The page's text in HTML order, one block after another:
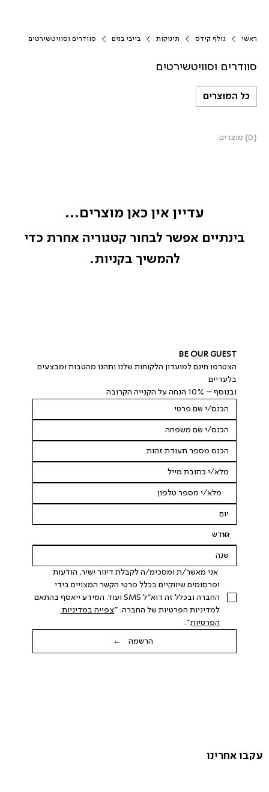
ראשי גולף קידס תינוקות בייבי בנים סוודרים וסוויטשירטים
סוודרים וסוויטשירטים
כל המוצרים
{0} מוצרים
עדיין אין כאן מוצרים...
בינתיים אפשר לבחור קטגוריה אחרת כדי
להמשיך בקניות.
עקבו אחרינו
BE OUR GUEST
הצטרפו חינם למועדון הלקוחות שלנו ותהנו מהטבות ומבצעים
בלעדיים
ובנוסף – 10% הנחה על הקנייה הקרובה
אני מאשר/ת ומסכימ/ה לקבלת דיוור ישיר, הודעות
החברה ובכלל זה דוא"ל SMS ועוד. המידע ייאסף בהתאם
למדיניות הפרטיות של החברה. "
צפייה במדיניות
הפרטיות".
הרשמה ←